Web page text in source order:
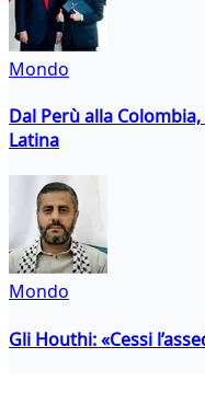
Mondo
Dal Perù alla
Latina
Mondo
Gli Houthi: «Cessi